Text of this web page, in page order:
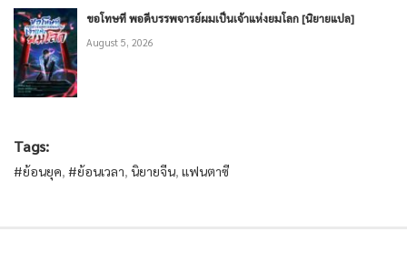
ขอโทษที พอดีบรรพจารย์ผมเป็นเจ้าแห่งยมโลก [นิยายแปล]
August 5, 2026
Tags:
#ย้อนยุค, #ย้อนเวลา, นิยายจีน, แฟนตาซี